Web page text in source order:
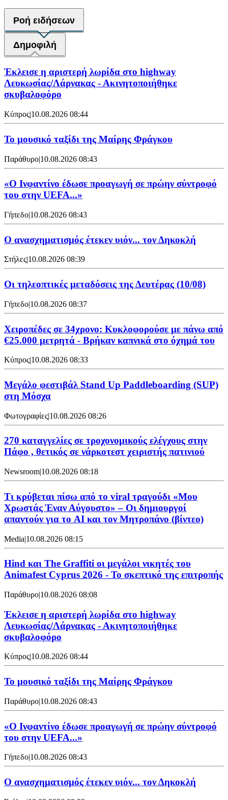
Ροή ειδήσεων
Δημοφιλή
Έκλεισε η αριστερή λωρίδα στο highway
Λευκωσίας/Λάρνακας - Ακινητοποιήθηκε
σκυβαλοφόρο
Κύπρος|10.08.2026 08:44
Το μουσικό ταξίδι της Μαίρης Φράγκου
Παράθυρο|10.08.2026 08:43
«Ο Ινφαντίνο έδωσε προαγωγή σε πρώην σύντροφό
του στην UEFA...»
Γήπεδο|10.08.2026 08:43
Ο ανασχηματισμός έτεκεν υιόν... τον Δηκοκλή
Στήλες|10.08.2026 08:39
Οι τηλεοπτικές μεταδόσεις της Δευτέρας (10/08)
Γήπεδο|10.08.2026 08:37
Χειροπέδες σε 34χρονο: Κυκλοφορούσε με πάνω από
€25.000 μετρητά - Βρήκαν καπνικά στο όχημά του
Κύπρος|10.08.2026 08:33
Μεγάλο φεστιβάλ Stand Up Paddleboarding (SUP)
στη Μόσχα
Φωτογραφίες|10.08.2026 08:26
270 καταγγελίες σε τροχονομικούς ελέγχους στην
Πάφο , θετικός σε νάρκοτεστ χειριστής πατινιού
Newsroom|10.08.2026 08:18
Τι κρύβεται πίσω από το viral τραγούδι «Μου
Χρωστάς Έναν Αύγουστο» – Οι δημιουργοί
απαντούν για το AI και τον Μητροπάνο (βίντεο)
Media|10.08.2026 08:15
Hind και The Graffiti οι μεγάλοι νικητές του
Animafest Cyprus 2026 - Το σκεπτικό της επιτροπής
Παράθυρο|10.08.2026 08:08
Έκλεισε η αριστερή λωρίδα στο highway
Λευκωσίας/Λάρνακας - Ακινητοποιήθηκε
σκυβαλοφόρο
Κύπρος|10.08.2026 08:44
Το μουσικό ταξίδι της Μαίρης Φράγκου
Παράθυρο|10.08.2026 08:43
«Ο Ινφαντίνο έδωσε προαγωγή σε πρώην σύντροφό
του στην UEFA...»
Γήπεδο|10.08.2026 08:43
Ο ανασχηματισμός έτεκεν υιόν... τον Δηκοκλή